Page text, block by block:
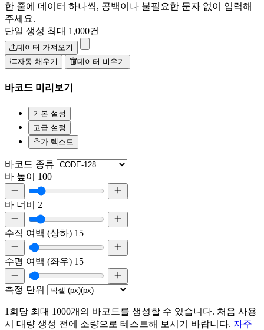
한 줄에 데이터 하나씩, 공백이나 불필요한 문자 없이 입력해
주세요.
단일 생성 최대 1,000건
데이터 가져오기
자동 채우기
데이터 비우기
바코드 미리보기
기본 설정
고급 설정
추가 텍스트
바코드 종류
바 높이 100
바 너비 2
수직 여백 (상하) 15
수평 여백 (좌우) 15
측정 단위
1회당 최대 1000개의 바코드를 생성할 수 있습니다. 처음 사용
시 대량 생성 전에 소량으로 테스트해 보시기 바랍니다. 자주